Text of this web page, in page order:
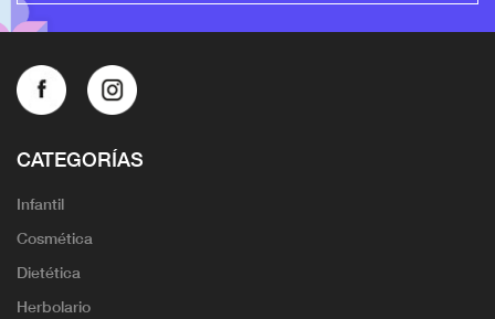
CATEGORÍAS
Infantil
Cosmética
Dietética
Herbolario